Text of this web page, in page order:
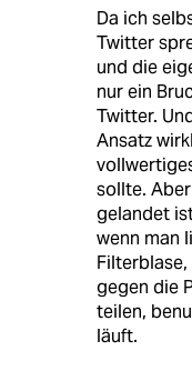
Da ich
Twitter
und die
nur ein
Twitter.
Ansatz
sollte.
gelandet
wenn man
gegen die
teilen,
läuft.